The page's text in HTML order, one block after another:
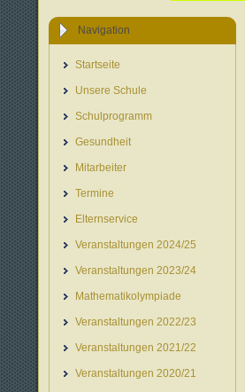
Navigation
Startseite
Unsere Schule
Schulprogramm
Gesundheit
Mitarbeiter
Termine
Elternservice
Veranstaltungen 2024/25
Veranstaltungen 2023/24
Mathematikolympiade
Veranstaltungen 2022/23
Veranstaltungen 2021/22
Veranstaltungen 2020/21